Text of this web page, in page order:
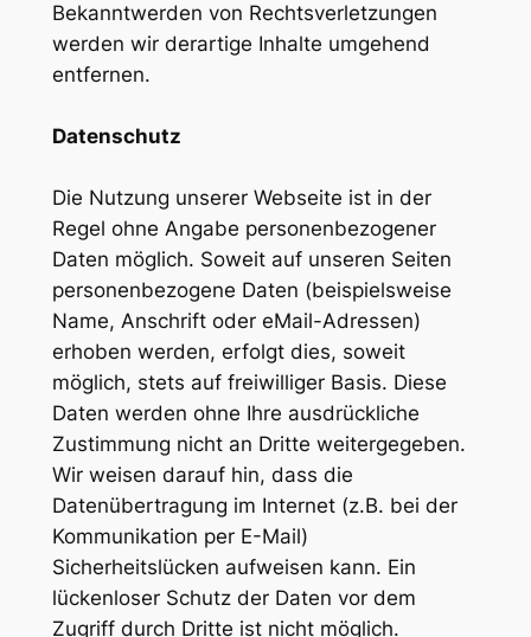
Bekanntwerden von Rechtsverletzungen
werden wir derartige Inhalte umgehend
entfernen.
Datenschutz
Die Nutzung unserer Webseite ist in der
Regel ohne Angabe personenbezogener
Daten möglich. Soweit auf unseren Seiten
personenbezogene Daten (beispielsweise
Name, Anschrift oder eMail-Adressen)
erhoben werden, erfolgt dies, soweit
möglich, stets auf freiwilliger Basis. Diese
Daten werden ohne Ihre ausdrückliche
Zustimmung nicht an Dritte weitergegeben.
Wir weisen darauf hin, dass die
Datenübertragung im Internet (z.B. bei der
Kommunikation per E-Mail)
Sicherheitslücken aufweisen kann. Ein
lückenloser Schutz der Daten vor dem
Zugriff durch Dritte ist nicht möglich.